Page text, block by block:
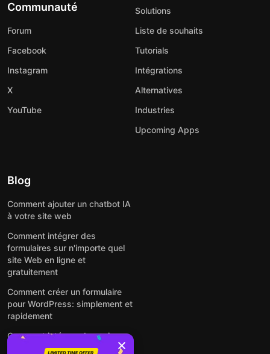
Communauté
Forum
Facebook
Instagram
X
YouTube
Solutions
Liste de souhaits
Tutorials
Intégrations
Alternatives
Industries
Upcoming Apps
Blog
Comment ajouter un chatbot IA
à votre site web
Comment intégrer des
formulaires sur n'importe quel
site Web en ligne et
gratuitement
Comment créer un formulaire
pour WordPress: simplement et
rapidement
Comment intégrer des avis
Google gratuitement sur un site